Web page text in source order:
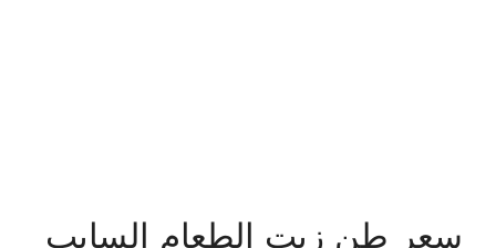
سعر طن زيت الطعام السايب